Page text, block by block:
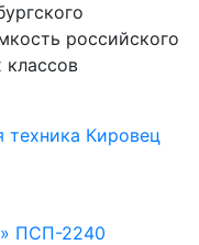
российского
классов
техника Кировец
ПСП-2240